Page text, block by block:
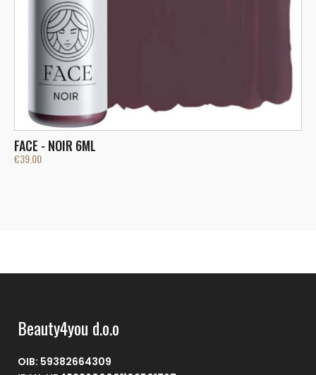
FACE - NOIR 6ML
€39.00
Beauty4you d.o.o
OIB: 59382664309